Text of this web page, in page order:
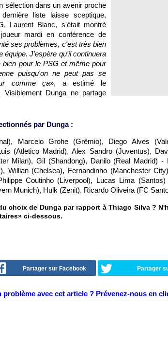
sélection dans un avenir proche
liste laisse sceptique,
Laurent Blanc, s'était montré
mardi en conférence de
ses problèmes, c'est très bien
équipe. J'espère qu'il continuera
pour le PSG et même pour
puisqu'on ne peut pas se
comme ça», a estimé le
Visiblement Dunga ne partage
par Dunga :
Marcelo Grohe (Grêmio), Diego Alves
(Atletico Madrid), Alex Sandro (Juventus),
Milan), Gil (Shandong), Danilo (Real Madrid) -
Willian (Chelsea), Fernandinho (Manchester
Coutinho (Liverpool), Lucas Lima
Munich), Hulk (Zenit), Ricardo Oliveira (FC
choix de Dunga par rapport à Thiago Silva ?
ci-dessous.
Partager sur Facebook Partager
problème avec cet article ? Prévenez-nous en